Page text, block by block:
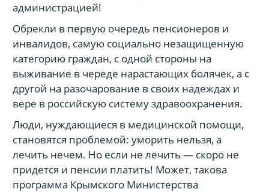
администрацией!
Обрекли в первую очередь пенсионеров и
инвалидов, самую социально незащищенную
категорию граждан, с одной стороны на
выживание в череде нарастающих болячек, а с
другой на разочарование в своих надеждах и
вере в российскую систему здравоохранения.
Люди, нуждающиеся в медицинской помощи,
становятся проблемой: уморить нельзя, а
лечить нечем. Но если не лечить — скоро не
придется и пенсии платить! Может, такова
программа Крымского Министерства